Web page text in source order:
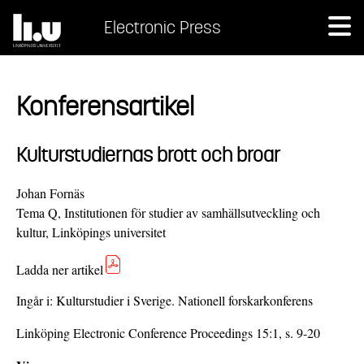
Electronic Press
Konferensartikel
Kulturstudiernas brott och broar
Johan Fornäs
Tema Q, Institutionen för studier av samhällsutveckling och
kultur, Linköpings universitet
Ladda ner artikel
Ingår i: Kulturstudier i Sverige. Nationell forskarkonferens
Linköping Electronic Conference Proceedings 15:1, s. 9-20